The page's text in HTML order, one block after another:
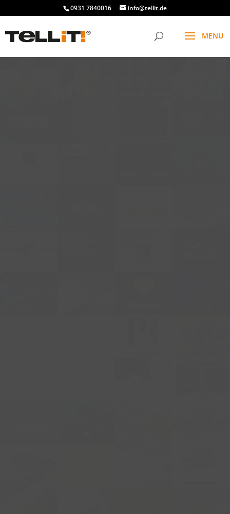
0931 7840016 info@tellit.de